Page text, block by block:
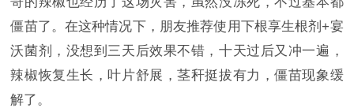
僵苗了。在这种情况下，朋友推荐使用下根享生根剂+宴
沃菌剂，没想到三天后效果不错，十天过后又冲一遍，
辣椒恢复生长，叶片舒展，茎秆挺拔有力，僵苗现象缓
解了。